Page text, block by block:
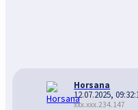
Horsana
12.07.2025,
xxx.xxx.234.147